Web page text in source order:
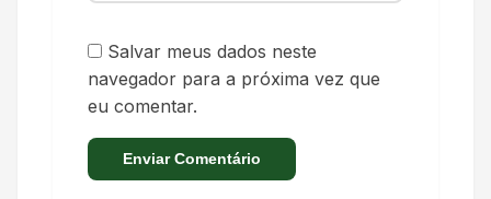
Salvar meus dados neste
navegador para a próxima vez que
eu comentar.